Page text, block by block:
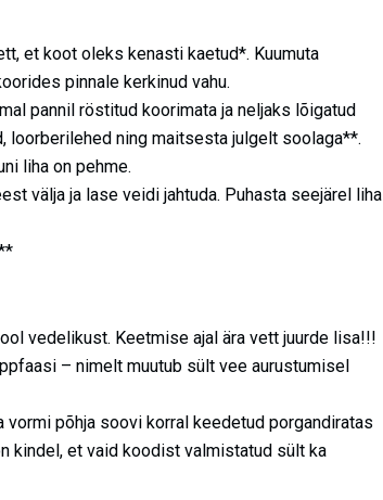
et koot oleks kenasti kaetud*. Kuumuta
pinnale kerkinud vahu.
pannil röstitud koorimata ja neljaks lõigatud
loorberilehed ning maitsesta julgelt soolaga**.
liha on pehme.
välja ja lase veidi jahtuda. Puhasta seejärel liha
vedelikust. Keetmise ajal ära vett juurde lisa!!!
– nimelt muutub sült vee aurustumisel
põhja soovi korral keedetud porgandiratas
kindel, et vaid koodist valmistatud sült ka